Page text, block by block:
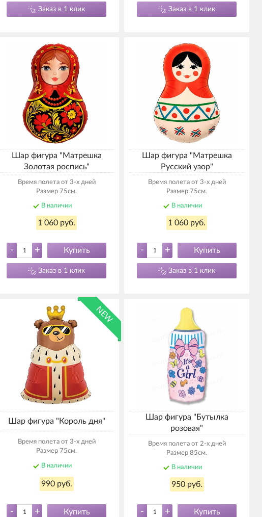
Заказ в 1 клик Заказ в 1 клик
Шар фигура "Матрешка
Золотая роспись"
Время полета от 3-х дней
Размер 75см.
В наличии
1 060 руб.
- + Купить
Заказ в 1 клик
Шар фигура "Матрешка
Русский узор"
Время полета от 3-х дней
Размер 75см.
В наличии
1 060 руб.
- + Купить
Заказ в 1 клик
NEW
Шар фигура "Король дня"
Время полета от 3-х дней
Размер 75см.
В наличии
990 руб.
- + Купить
Шар фигура "Бутылка
розовая"
Время полета от 2-х дней
Размер 85см.
В наличии
950 руб.
- + Купить